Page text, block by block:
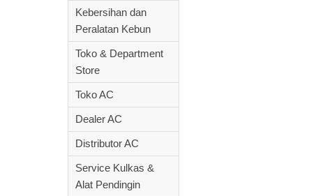
Kebersihan dan
Peralatan Kebun
Toko & Department
Store
Toko AC
Dealer AC
Distributor AC
Service Kulkas &
Alat Pendingin